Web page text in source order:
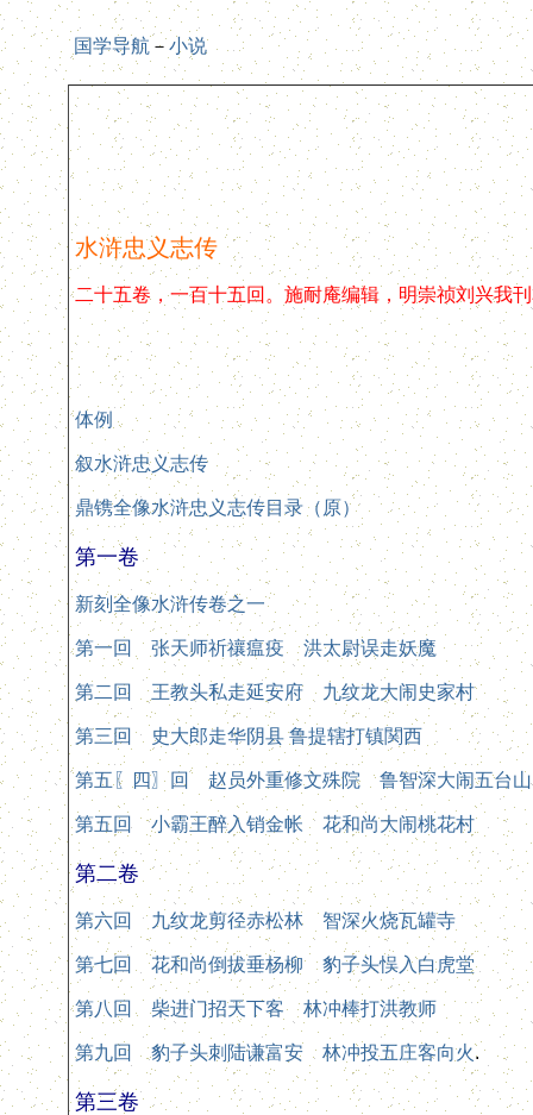
国学导航 －小说
水浒忠义志传
二十五卷，一百十五回。施耐庵编辑，明崇祯刘兴我
体例
叙水浒忠义志传
鼎镌全像水浒忠义志传目录（原）
第一卷
新刻全像水浒传卷之一
第一回 张天师祈禳瘟疫 洪太尉误走妖魔
第二回 王教头私走延安府 九纹龙大闹史家村
第三回 史大郎走华阴县 鲁提辖打镇関西
第五〖四〗回 赵员外重修文殊院 鲁智深大闹五台山
第五回 小霸王醉入销金帐 花和尚大闹桃花村
第二卷
第六回 九纹龙剪径赤松林 智深火烧瓦罐寺
第七回 花和尚倒拔垂杨柳 豹子头悮入白虎堂
第八回 柴进门招天下客 林冲棒打洪教师
第九回 豹子头刺陆谦富安 林冲投五庄客向火.
第三卷